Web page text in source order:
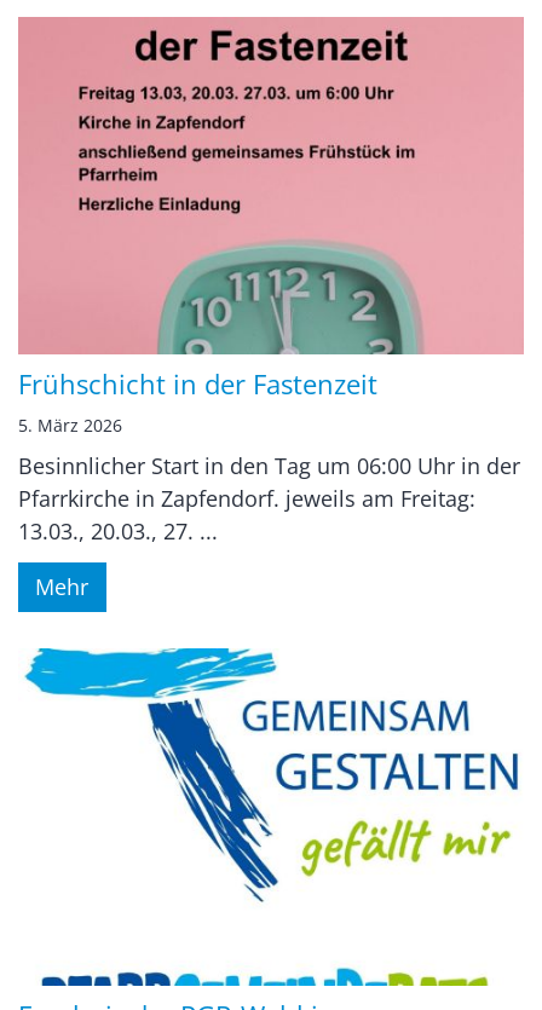
Frühschicht in der Fastenzeit
5. März 2026
Besinnlicher Start in den Tag um 06:00 Uhr in der
Pfarrkirche in Zapfendorf. jeweils am Freitag:
13.03., 20.03., 27. ...
Mehr